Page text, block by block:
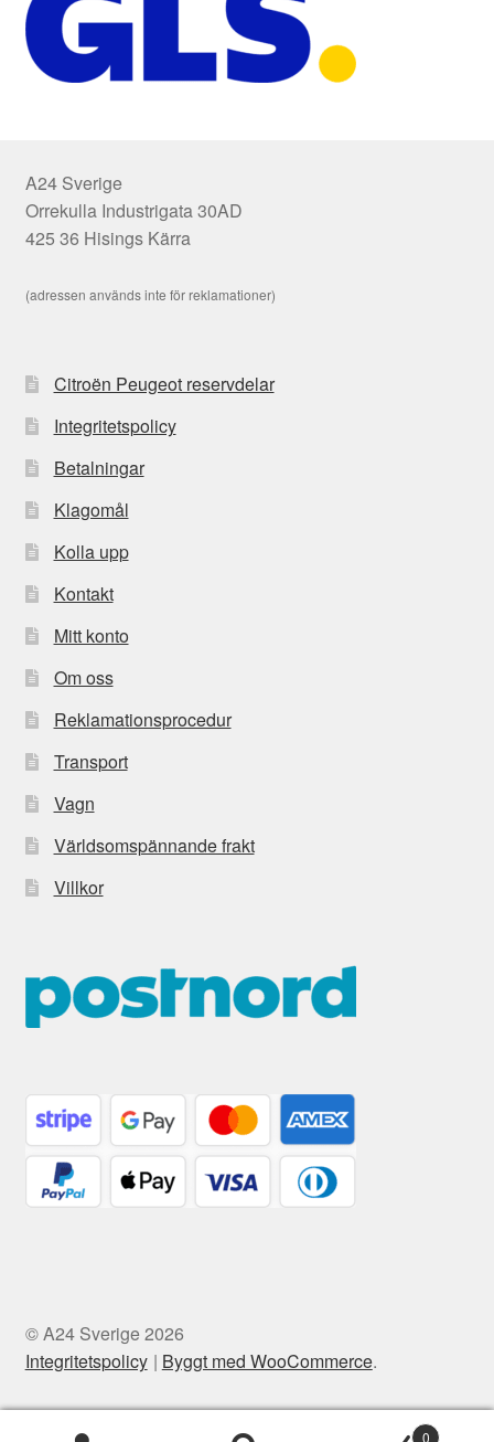
A24 Sverige
Orrekulla Industrigata 30AD
425 36 Hisings Kärra
(adressen används inte för reklamationer)
Citroën Peugeot reservdelar
Integritetspolicy
Betalningar
Klagomål
Kolla upp
Kontakt
Mitt konto
Om oss
Reklamationsprocedur
Transport
Vagn
Världsomspännande frakt
Villkor
© A24 Sverige 2026
Integritetspolicy
Byggt med WooCommerce.
0